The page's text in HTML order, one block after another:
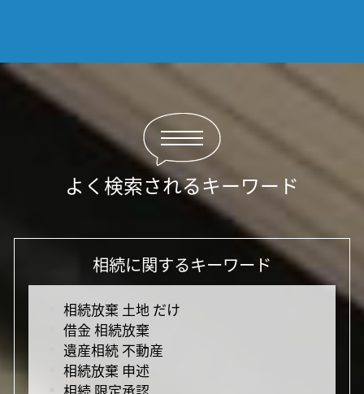
よく検索されるキーワード
相続に関するキーワード
相続放棄 土地 だけ
借金 相続放棄
遺産相続 不動産
相続放棄 申述